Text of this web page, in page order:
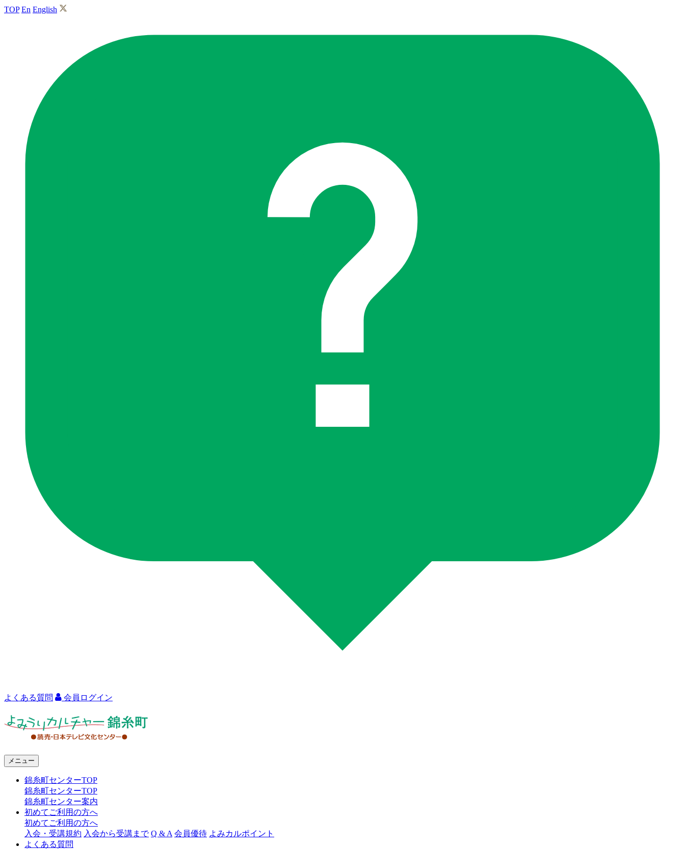
TOP En English
よくある質問 会員ログイン
ャ
メニュー
錦糸町センターTOP
錦糸町センターTOP
錦糸町センター案内
初めてご利用の方へ
初めてご利用の方へ
入会・受講規約 入会から受講まで Q & A 会員優待 よみカルポイント
よくある質問